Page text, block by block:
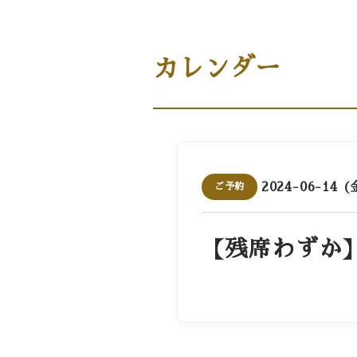
カレンダー
ご予約 2024-06-14 (
【残席わずか